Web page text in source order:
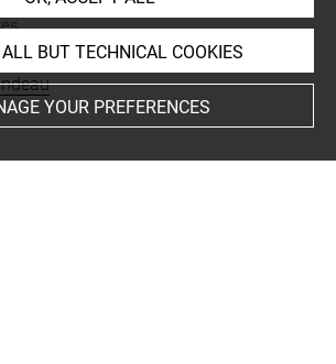
cécryphale-cheveux-vieille femme
BUT TECHNICAL COOKIES
YOUR PREFERENCES